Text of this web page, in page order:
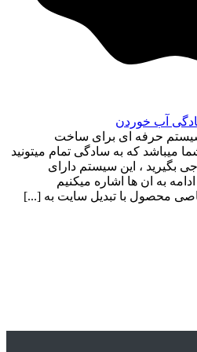
آب خوردن
حرفه ای برای ساخت
میباشد که به سادگی تمام میتونید
بگیرید ، این سیستم دارای
به ان ها اشاره میکنیم
محصول با تبدیل سایت به [...]